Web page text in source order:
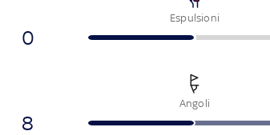
Espulsioni
0
Angoli
8